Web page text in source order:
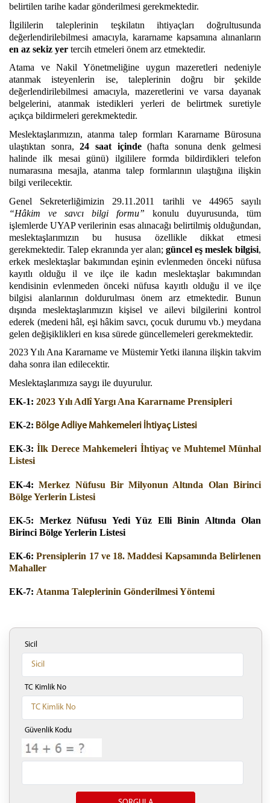
belirtilen tarihe kadar gönderilmesi gerekmektedir.
İlgililerin taleplerinin teşkilatın ihtiyaçları doğrultusunda
değerlendirilebilmesi amacıyla, kararname kapsamına alınanların
en az sekiz yer tercih etmeleri önem arz etmektedir.
Atama ve Nakil Yönetmeliğine uygun mazeretleri nedeniyle
atanmak isteyenlerin ise, taleplerinin doğru bir şekilde
değerlendirilebilmesi amacıyla, mazeretlerini ve varsa dayanak
belgelerini, atanmak istedikleri yerleri de belirtmek suretiyle
açıkça bildirmeleri gerekmektedir.
Meslektaşlarımızın, atanma talep formları Kararname Bürosuna
ulaştıktan sonra,24 saat içinde(hafta sonuna denk gelmesi
halinde ilk mesai günü) ilgililere formda bildirdikleri telefon
numarasına mesajla, atanma talep formlarının ulaştığına ilişkin
bilgi verilecektir.
Genel Sekreterliğimizin 29.11.2011 tarihli ve 44965 sayılı
“Hâkim ve savcı bilgi formu” konulu duyurusunda, tüm
işlemlerde UYAP verilerinin esas alınacağı belirtilmiş olduğundan,
meslektaşlarımızın bu hususa özellikle dikkat etmesi
gerekmektedir. Talep ekranında yer alan; güncel eş meslek bilgisi,
erkek meslektaşlar bakımından eşinin evlenmeden önceki nüfusa
kayıtlı olduğu il ve ilçe ile kadın meslektaşlar bakımından
kendisinin evlenmeden önceki nüfusa kayıtlı olduğu il ve ilçe
bilgisi alanlarının doldurulması önem arz etmektedir. Bunun
dışında meslektaşlarımızın kişisel ve ailevi bilgilerini kontrol
ederek (medeni hâl, eşi hâkim savcı, çocuk durumu vb.) meydana
gelen değişiklikleri en kısa sürede güncellemeleri gerekmektedir.
2023 Yılı Ana Kararname ve Müstemir Yetki ilanına ilişkin takvim
daha sonra ilan edilecektir.
Meslektaşlarımıza saygı ile duyurulur.
EK-1: 2023 Yılı Adlî Yargı Ana Kararname Prensipleri
EK-2: Bölge Adliye Mahkemeleri İhtiyaç Listesi
EK-3: İlk Derece Mahkemeleri İhtiyaç ve Muhtemel Münhal
Listesi
EK-4: Merkez Nüfusu Bir Milyonun Altında Olan Birinci
Bölge Yerlerin Listesi
EK-5:
Merkez Nüfusu Yedi Yüz Elli Binin Altında Olan
Birinci Bölge Yerlerin Listesi
EK-6: Prensiplerin 17 ve 18. Maddesi Kapsamında Belirlenen
Mahaller
EK-7: Atanma Taleplerinin Gönderilmesi Yöntemi
Sicil
TC Kimlik No
Güvenlik Kodu